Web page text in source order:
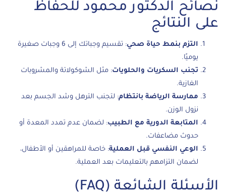
نصائح الدكتور محمود للحفاظ
على النتائج
التزم بنمط حياة صحي
: تقسيم وجباتك إلى 6 وجبات صغيرة
يوميًا.
تجنب السكريات والحلويات: مثل الشوكولاتة والمشروبات
الغازية.
ممارسة الرياضة بانتظام: لتجنب الترهل وشد الجسم بعد
نزول الوزن.
المتابعة الدورية مع الطبيب: لضمان عدم تمدد المعدة أو
حدوث مضاعفات.
الوعي النفسي قبل العملية: خاصة للمراهقين أو الأطفال،
لضمان التزامهم بالتعليمات بعد العملية.
الأسئلة الشائعة (FAQ)